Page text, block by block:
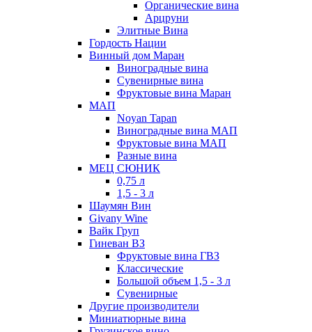
Органические вина
Арцруни
Элитные Вина
Гордость Нации
Винный дом Маран
Виноградные вина
Сувенирные вина
Фруктовые вина Маран
МАП
Noyan Tapan
Виноградные вина МАП
Фруктовые вина МАП
Разные вина
МЕЦ СЮНИК
0,75 л
1,5 - 3 л
Шаумян Вин
Givany Wine
Вайк Груп
Гиневан ВЗ
Фруктовые вина ГВЗ
Классические
Большой объем 1,5 - 3 л
Сувенирные
Другие производители
Миниатюрные вина